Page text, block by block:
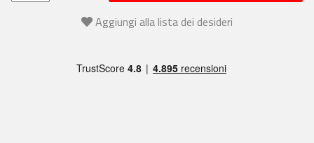
Aggiungi alla lista dei desideri